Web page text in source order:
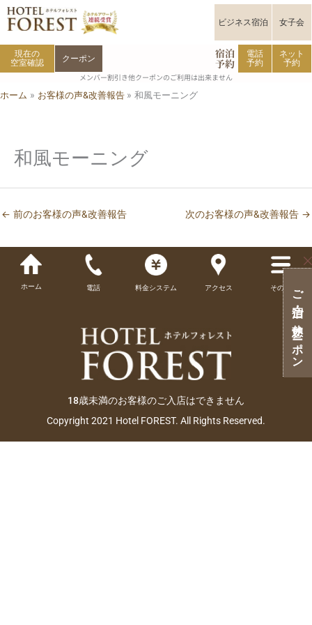
内
容
プ
ビジネス宿泊 女子会
現在の
空室確認
クーポン 宿泊
予約
電話
予約
ネット
予約
メンバー割引き他クーポンのご利用は出来ません
ホーム
お客様の声&改善報告 和風モーニング
和風モーニング
← 前のお客様の声&改善報告 次のお客様の声&改善報告 →
ホーム 電話 料金システム アクセス その他
18歳未満のお客様のご入店はできません
Copyright 2021 Hotel FOREST. All Rights Reserved.
ご宿泊・ご休憩クーポン